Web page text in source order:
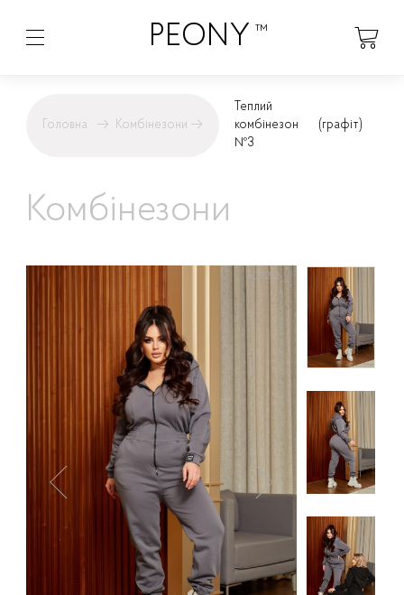
PEONY ™
Головна → Комбінезони →
Теплий
комбінезон
№3
(графіт)
Комбінезони